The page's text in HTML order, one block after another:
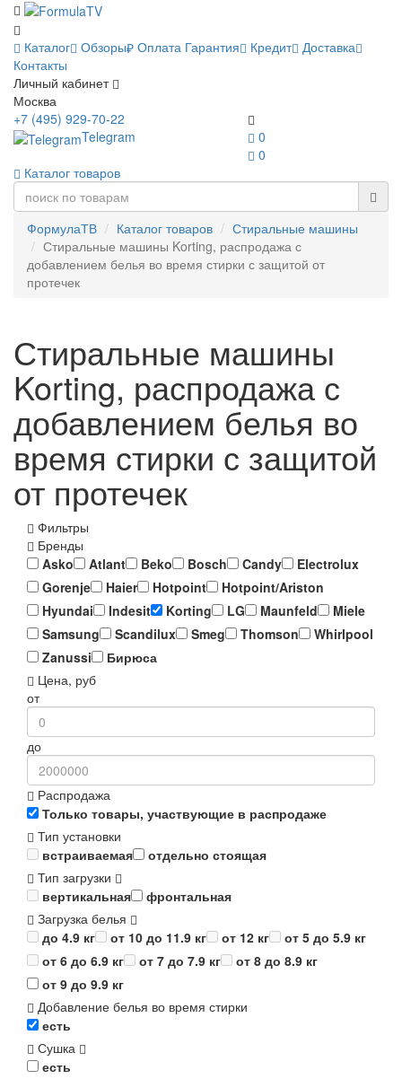
Каталог Обзоры Оплата Гарантия Кредит Доставка
Контакты
Личный кабинет
Москва
0
0
+7 (495) 929-70-22
Telegram
Каталог товаров
ФормулаТВ Каталог товаров
Стиральные машины
Стиральные машины Korting, распродажа с
добавлением белья во время стирки с защитой от
протечек
Стиральные машины
Korting, распродажа с
добавлением белья во
время стирки с защитой
от протечек
Фильтры
Бренды
Asko
Atlant Beko Bosch Candy
Electrolux
Gorenje
Haier Hotpoint
Hotpoint/Ariston
Hyundai
Indesit Korting LG Maunfeld
Miele
Samsung
Scandilux Smeg Thomson
Whirlpool
Zanussi
Бирюса
Цена, руб
от
до
Распродажа
Только товары, участвующие в распродаже
Тип установки
встраиваемая
отдельно стоящая
Тип загрузки
вертикальная
фронтальная
Загрузка белья
до 4.9 кг
от 10 до 11.9 кг от 12 кг
от 5 до 5.9 кг
от 6 до 6.9 кг
от 7 до 7.9 кг
от 8 до 8.9 кг
от 9 до 9.9 кг
Добавление белья во время стирки
есть
Сушка
есть